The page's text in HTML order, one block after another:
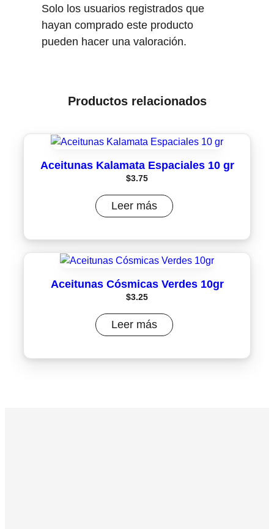
Solo los usuarios registrados que
hayan comprado este producto
pueden hacer una valoración.
Productos relacionados
Aceitunas Kalamata Espaciales 10 gr
$3.75
Leer más
Aceitunas Cósmicas Verdes 10gr
$3.25
Leer más